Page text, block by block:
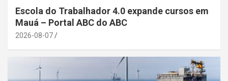
Escola do Trabalhador 4.0 expande cursos em
Mauá – Portal ABC do ABC
2026-08-07